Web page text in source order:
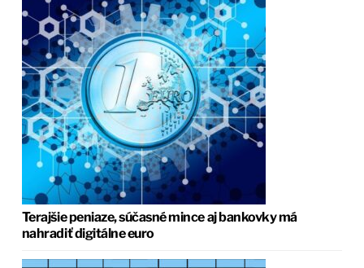
Terajšie peniaze, súčasné mince aj bankovky má
nahradiť digitálne euro